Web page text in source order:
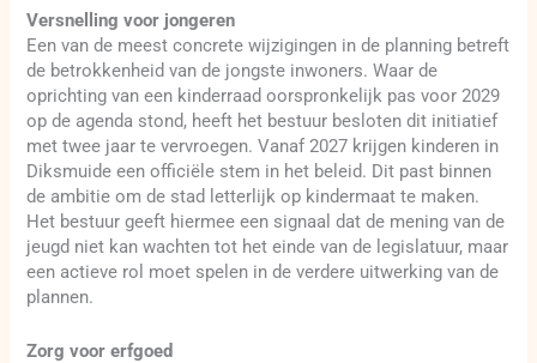
Versnelling voor jongeren
Een van de meest concrete wijzigingen in de planning betreft
de betrokkenheid van de jongste inwoners. Waar de
oprichting van een kinderraad oorspronkelijk pas voor 2029
op de agenda stond, heeft het bestuur besloten dit initiatief
met twee jaar te vervroegen. Vanaf 2027 krijgen kinderen in
Diksmuide een officiële stem in het beleid. Dit past binnen
de ambitie om de stad letterlijk op kindermaat te maken.
Het bestuur geeft hiermee een signaal dat de mening van de
jeugd niet kan wachten tot het einde van de legislatuur, maar
een actieve rol moet spelen in de verdere uitwerking van de
plannen.
Zorg voor erfgoed